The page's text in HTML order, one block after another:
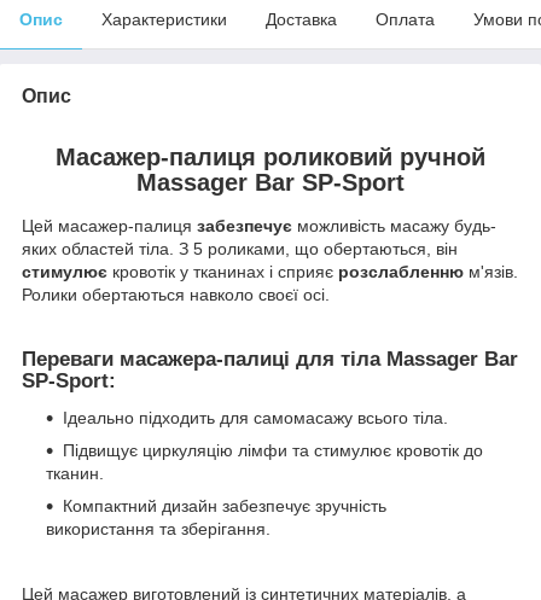
Опис Характеристики Доставка Оплата Умови
Опис
Масажер-палиця роликовий ручной
Massager Bar SP-Sport
Цей масажер-палиця забезпечує можливість масажу будь-
яких областей тіла. З 5 роликами, що обертаються, він
стимулює кровотік у тканинах і сприяє розслабленню м'язів.
Ролики обертаються навколо своєї осі.
Переваги масажера-палиці для тіла Massager Bar
SP-Sport:
Ідеально підходить для самомасажу всього тіла.
Підвищує циркуляцію лімфи та стимулює кровотік до
тканин.
Компактний дизайн забезпечує зручність
використання та зберігання.
Цей масажер виготовлений із синтетичних матеріалів, а